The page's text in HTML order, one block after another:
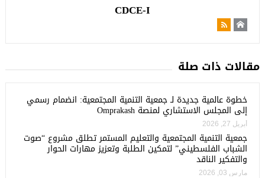
CDCE-I
مقالات ذات صلة
خطوة عالمية جديدة لـ جمعية التنمية المجتمعية: انضمام رسمي
إلى المجلس الاستشاري لمنصة Omprakash
أبريل 27, 2026
جمعية التنمية المجتمعية والتعليم المستمر تطلق مشروع “صوت
الشباب الفلسطيني” لتمكين الطلبة وتعزيز مهارات الحوار
والتفكير الناقد
مارس 03, 2026